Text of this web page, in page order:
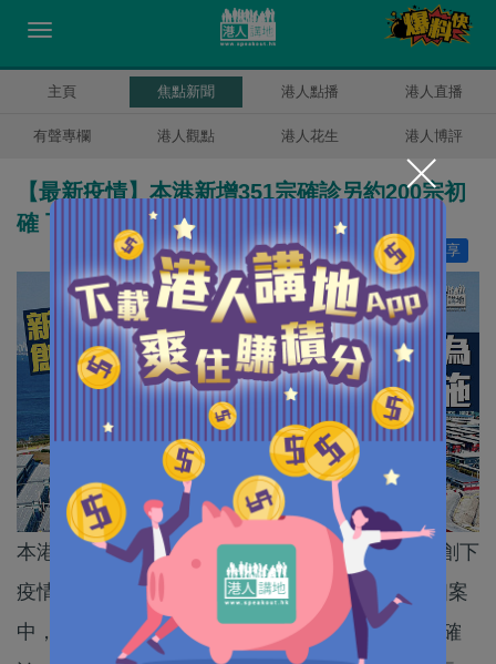
主頁 焦點新聞 港人點播 港人直播
有聲專欄 港人觀點 港人花生 港人博評
【最新疫情】本港新增351宗確診另約200宗初
確 下星期擬啟動「居安抗疫」
分享
讚好 15
本港今天（5日）新增351宗新冠肺炎確診個案，創下
疫情爆發兩年來單日新高。343宗新增本地感染個案
中，有161宗正調查感染源頭，另有約200宗初步確